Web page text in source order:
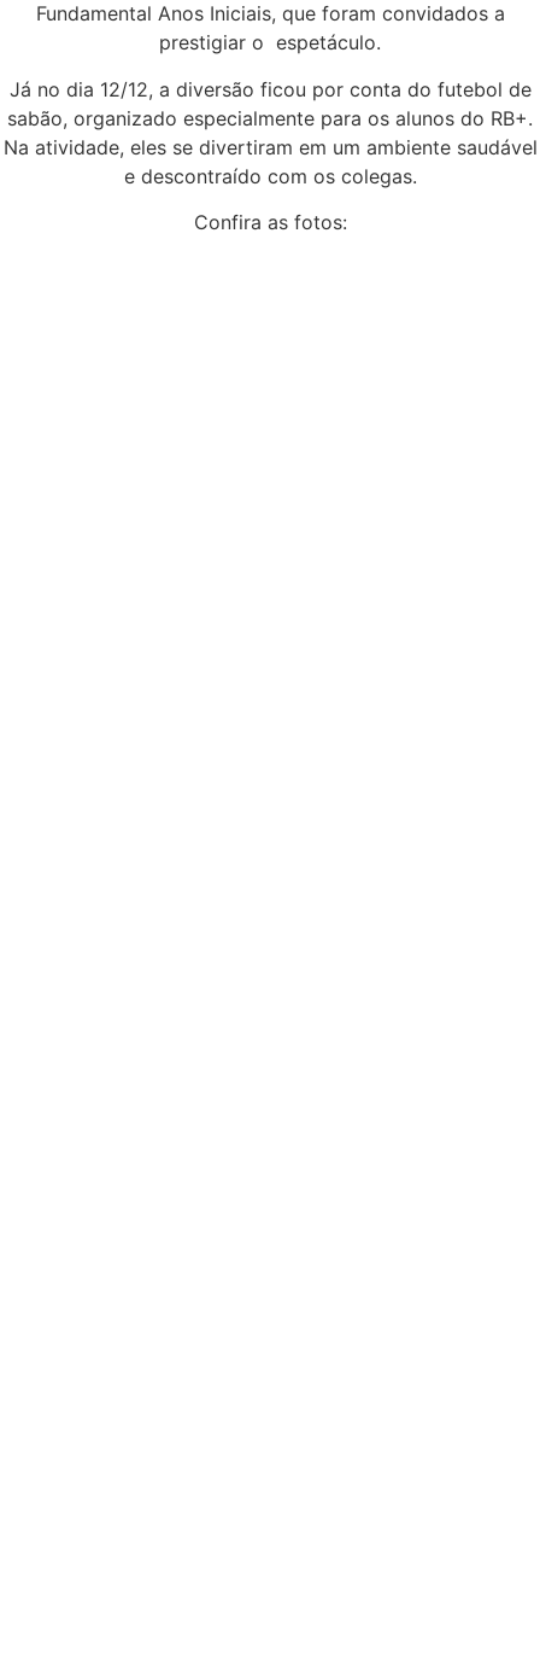
Fundamental Anos Iniciais, que foram convidados a
prestigiar o espetáculo.
Já no dia 12/12, a diversão ficou por conta do futebol de
sabão, organizado especialmente para os alunos do RB+.
Na atividade, eles se divertiram em um ambiente saudável
e descontraído com os colegas.
Confira as fotos: